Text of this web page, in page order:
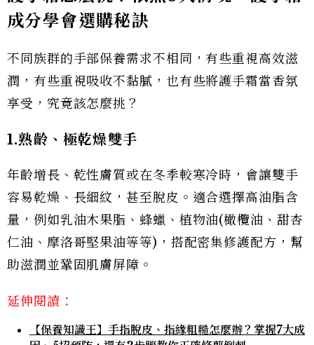
成分學會選購秘訣
不同族群的手部保養需求不相同，有些重視高效滋
潤，有些重視吸收不黏膩，也有些將護手霜當香氛
享受，究竟該怎麼挑？
1.熟齡、極乾燥雙手
年齡增長、乾性膚質或在冬季較寒冷時，會讓雙手
容易乾燥、長細紋，甚至脫皮。適合選擇高油脂含
量，例如乳油木果脂、蜂蠟、植物油(橄欖油、甜杏
仁油、摩洛哥堅果油等等)，搭配密集修護配方，幫
助滋潤並鞏固肌膚屏障。
延伸閱讀：
【保養知識王】手指脫皮、指緣粗糙怎麼辦？掌握7大成